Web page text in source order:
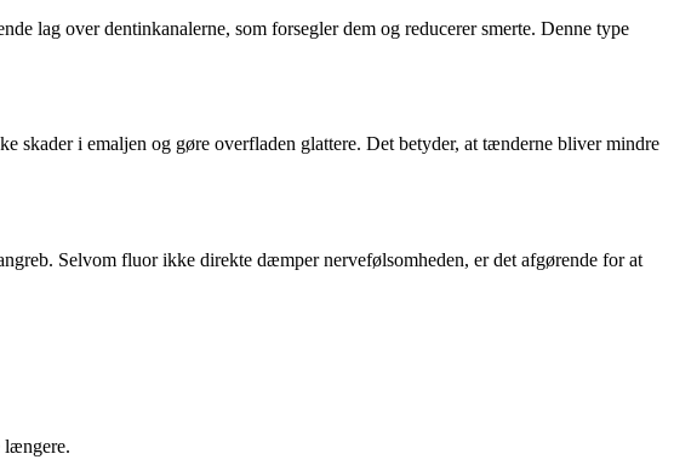
lag over dentinkanalerne, som forsegler dem og reducerer smerte. Denne type
skader i emaljen og gøre overfladen glattere. Det betyder, at tænderne bliver mindre
Selvom fluor ikke direkte dæmper nervefølsomheden, er det afgørende for at
længere.